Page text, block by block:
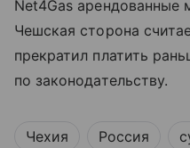
Net4Gas арендованные
Чешская сторона
прекратил платить
по законодательству.
Чехия Россия